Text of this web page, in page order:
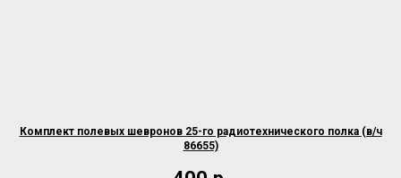
Комплект полевых шевронов 25-го радиотехнического полка (в/ч
86655)